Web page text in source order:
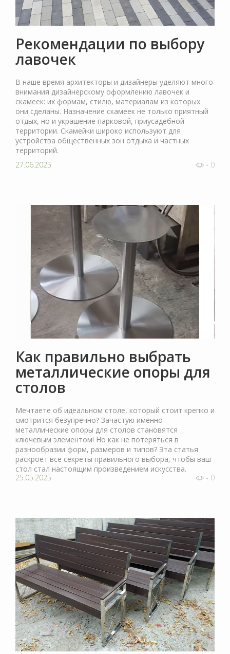
Рекомендации по выбору
лавочек
В наше время архитекторы и дизайнеры уделяют много
внимания дизайнерскому оформлению лавочек и
скамеек: их формам, стилю, материалам из которых
они сделаны. Назначение скамеек не только приятный
отдых, но и украшение парковой, приусадебной
территории. Скамейки широко используют для
устройства общественных зон отдыха и частных
территорий.
27.06.2025
- 0
Как правильно выбрать
металлические опоры для
столов
Мечтаете об идеальном столе, который стоит крепко и
смотрится безупречно? Зачастую именно
металлические опоры для столов становятся
ключевым элементом! Но как не потеряться в
разнообразии форм, размеров и типов? Эта статья
раскроет все секреты правильного выбора, чтобы ваш
стол стал настоящим произведением искусства.
25.05.2025
- 0